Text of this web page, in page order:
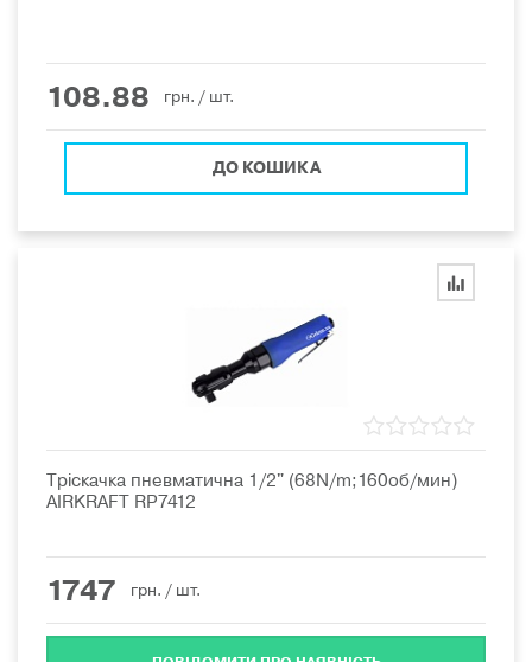
108.88 грн. / шт.
ДО КОШИКА
Тріскачка пневматична 1/2" (68N/m;160об/мин)
AIRKRAFT RP7412
1747 грн. / шт.